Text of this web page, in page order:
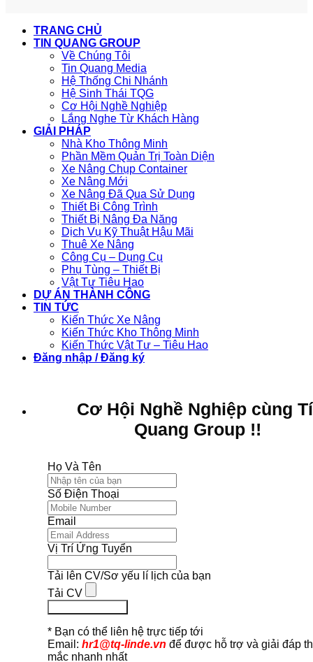
TRANG CHỦ
TIN QUANG GROUP
Về Chúng Tôi
Tin Quang Media
Hệ Thống Chi Nhánh
Hệ Sinh Thái TQG
Cơ Hội Nghề Nghiệp
Lắng Nghe Từ Khách Hàng
GIẢI PHÁP
Nhà Kho Thông Minh
Phần Mềm Quản Trị Toàn Diện
Xe Nâng Chụp Container
Xe Nâng Mới
Xe Nâng Đã Qua Sử Dụng
Thiết Bị Công Trình
Thiết Bị Nâng Đa Năng
Dịch Vụ Kỹ Thuật Hậu Mãi
Thuê Xe Nâng
Công Cụ – Dụng Cụ
Phụ Tùng – Thiết Bị
Vật Tư Tiêu Hao
DỰ ÁN THÀNH CÔNG
TIN TỨC
Kiến Thức Xe Nâng
Kiến Thức Kho Thông Minh
Kiến Thức Vật Tư – Tiêu Hao
Đăng nhập / Đăng ký
Cơ Hội Nghề Nghiệp cùng
Quang Group !!
Họ Và Tên
Số Điện Thoại
Email
Vị Trí Ứng Tuyển
Tải lên CV/Sơ yếu lí lịch của bạn
Tải CV
* Bạn có thể liên hệ trực tiếp tới
Email: hr1@tq-linde.vn để được hỗ trợ và giải đáp
mắc nhanh nhất